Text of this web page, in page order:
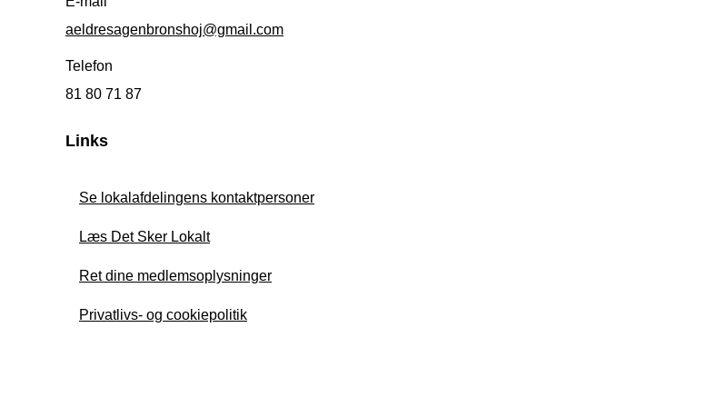
aeldresagenbronshoj@gmail.com
Telefon
81 80 71 87
Links
Se lokalafdelingens kontaktpersoner
Læs Det Sker Lokalt
Ret dine medlemsoplysninger
Privatlivs- og cookiepolitik